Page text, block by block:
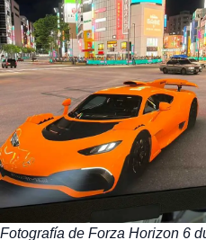
Fotografía de Forza Horizon 6